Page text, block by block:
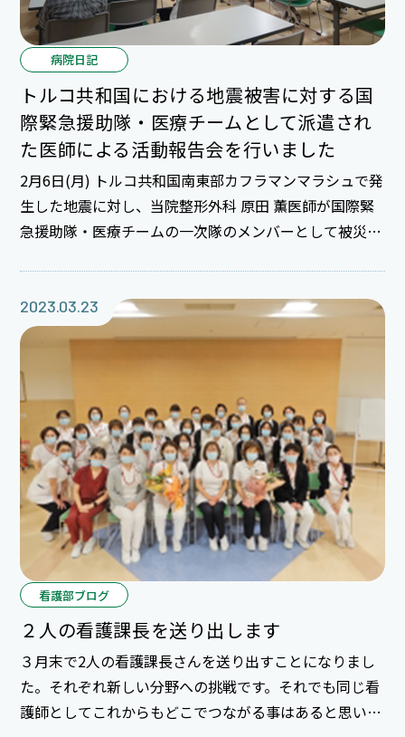
病院日記
トルコ共和国における地震被害に対する国
際緊急援助隊・医療チームとして派遣され
た医師による活動報告会を行いました
2月6日(月) トルコ共和国南東部カフラマンマラシュで発
生した地震に対し、当院整形外科 原田 薫医師が国際緊
急援助隊・医療チームの一次隊のメンバーとして被災地
告しました。活動報告会では今回の災害の概要から、国
際緊急援助隊（JDR）について、実際の活動内容の紹介
と活動中における苦悩など、国際的な災害支援活動に関
して知識がない職員にもわかりやすく、現地の厳しい状
況や、その中でも支え合う人々との交流なども含めて、
報告会へ参加した職員は真剣に耳を傾けていました。
JDRの活動は国同士の関係
2023.03.23
看護部ブログ
２人の看護課長を送り出します
３月末で2人の看護課長さんを送り出すことになりまし
た。それぞれ新しい分野への挑戦です。それでも同じ看
護師としてこれからもどこでつながる事はあると思いま